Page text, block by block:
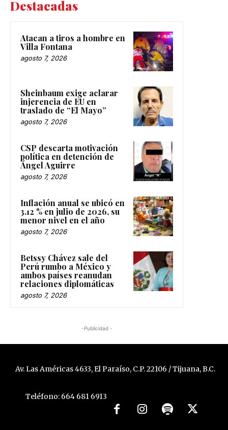
Destacadas
Atacan a tiros a hombre en
Villa Fontana
agosto 7, 2026
Sheinbaum exige aclarar
injerencia de EU en
traslado de “El Mayo”
agosto 7, 2026
CSP descarta motivación
política en detención de
Ángel Aguirre
agosto 7, 2026
Inflación anual se ubicó en
3.12 % en julio de 2026, su
menor nivel en el año
agosto 7, 2026
Betssy Chávez sale del
Perú rumbo a México y
ambos países reanudan
relaciones diplomáticas
agosto 7, 2026
-Publicidad -
Av. Las Américas 4633, El Paraíso, C.P. 22106 / Tijuana, B.C.
Teléfono: 664 681 6913